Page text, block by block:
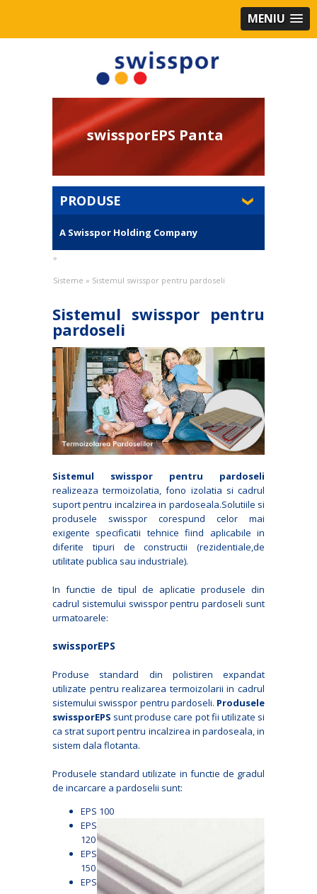
MENIU
swissporEPS Panta
PRODUSE
A Swisspor Holding Company
»
Sisteme » Sistemul swisspor pentru pardoseli
Sistemul swisspor pentru
pardoseli
Sistemul swisspor pentru pardoseli
realizeaza termoizolatia, fono izolatia si cadrul
suport pentru incalzirea in pardoseala.Solutiile si
produsele swisspor corespund celor mai
exigente specificatii tehnice fiind aplicabile in
diferite tipuri de constructii (rezidentiale,de
utilitate publica sau industriale).
In functie de tipul de aplicatie produsele din
cadrul sistemului swisspor pentru pardoseli sunt
urmatoarele:
swissporEPS
Produse standard din polistiren expandat
utilizate pentru realizarea termoizolarii in cadrul
sistemului swisspor pentru pardoseli. Produsele
swissporEPS sunt produse care pot fii utilizate si
ca strat suport pentru incalzirea in pardoseala, in
sistem dala flotanta.
Produsele standard utilizate in functie de gradul
de incarcare a pardoselii sunt:
EPS 100
EPS
120
EPS
150
EPS